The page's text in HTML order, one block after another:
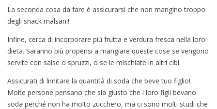
La seconda cosa da fare è assicurarsi che non mangino troppo
degli snack malsani!
Infine, cerca di incorporare più frutta e verdura fresca nella loro
dieta. Saranno più propensi a mangiare queste cose se vengono
servite con salse o spruzzi, o se le mischiate in altri cibi.
Assicurati di limitare la quantità di soda che beve tuo figlio!
Molte persone pensano che sia giusto che i loro figli bevano
soda perché non ha molto zucchero, ma ci sono molti studi che